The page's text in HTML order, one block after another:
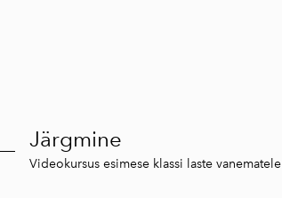
Järgmine
Videokursus esimese klassi laste vanematele